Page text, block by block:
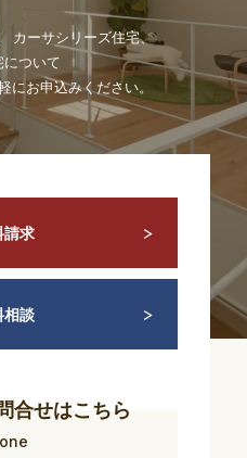
カーサシリーズ住宅、
について
にお申込みください。
請求
相談
合せはこちら